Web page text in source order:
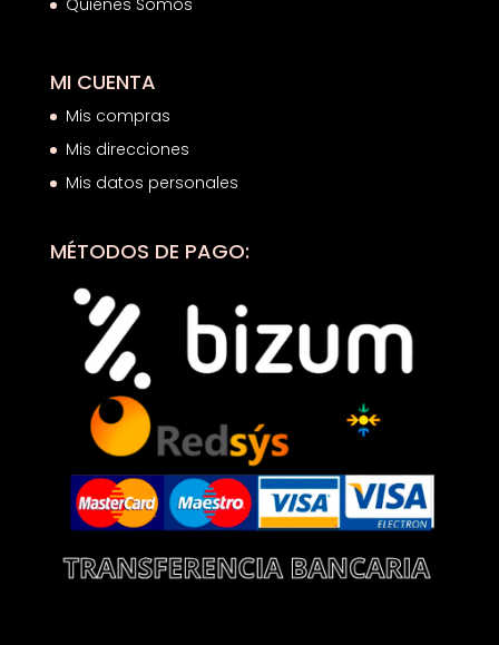
Quiénes Somos
MI CUENTA
Mis compras
Mis direcciones
Mis datos personales
MÉTODOS DE PAGO: